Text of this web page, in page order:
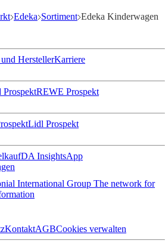
Edeka Sortiment Edeka Kinderwagen
HerstellerKarriere
ProspektREWE Prospekt
Lidl Prospekt
kaufDA InsightsApp
International Group The network for
KontaktAGBCookies verwalten